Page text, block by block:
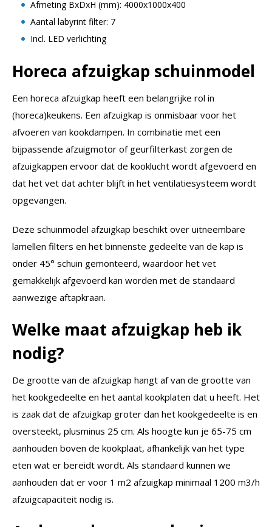
Afmeting BxDxH (mm): 4000x1000x400
Aantal labyrint filter: 7
Incl. LED verlichting
Horeca afzuigkap schuinmodel
Een horeca afzuigkap heeft een belangrijke rol in
(horeca)keukens. Een afzuigkap is onmisbaar voor het
afvoeren van kookdampen. In combinatie met een
bijpassende afzuigmotor of geurfilterkast zorgen de
afzuigkappen ervoor dat de kooklucht wordt afgevoerd en
dat het vet dat achter blijft in het ventilatiesysteem wordt
opgevangen.
Deze schuinmodel afzuigkap beschikt over uitneembare
lamellen filters en het binnenste gedeelte van de kap is
onder 45° schuin gemonteerd, waardoor het vet
gemakkelijk afgevoerd kan worden met de standaard
aanwezige aftapkraan.
Welke maat afzuigkap heb ik
nodig?
De grootte van de afzuigkap hangt af van de grootte van
het kookgedeelte en het aantal kookplaten dat u heeft. Het
is zaak dat de afzuigkap groter dan het kookgedeelte is en
oversteekt, plusminus 25 cm. Als hoogte kun je 65-75 cm
aanhouden boven de kookplaat, afhankelijk van het type
eten wat er bereidt wordt. Als standaard kunnen we
aanhouden dat er voor 1 m2 afzuigkap minimaal 1200 m3/h
afzuigcapaciteit nodig is.